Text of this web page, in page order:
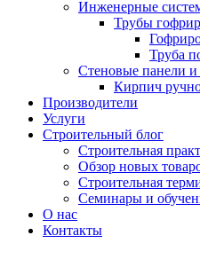
Инженерные
Трубы
Труба
Стеновые панели и
Кирпич
Производители
Услуги
Строительный блог
Строительная
Обзор новых
Строительная
Семинары и
О нас
Контакты